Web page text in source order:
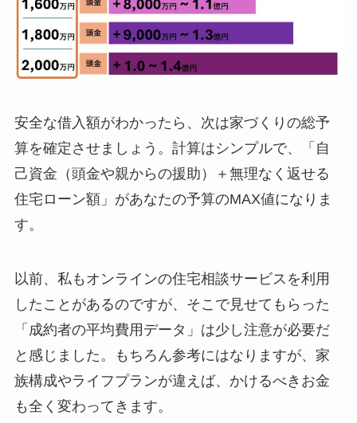
安全な借入額がわかったら、次は家づくりの総予
算を確定させましょう。計算はシンプルで、「自
己資金（頭金や親からの援助）＋無理なく返せる
住宅ローン額」があなたの予算のMAX値になりま
す。
以前、私もオンラインの住宅相談サービスを利用
したことがあるのですが、そこで見せてもらった
「成約者の平均費用データ」は少し注意が必要だ
と感じました。もちろん参考にはなりますが、家
族構成やライフプランが違えば、かけるべきお金
も全く変わってきます。